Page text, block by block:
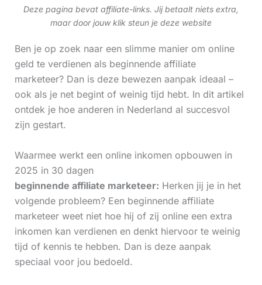
Deze pagina bevat affiliate-links. Jij betaalt niets extra,
maar door jouw klik steun je deze website
Ben je op zoek naar een slimme manier om online
geld te verdienen als beginnende affiliate
marketeer? Dan is deze bewezen aanpak ideaal –
ook als je net begint of weinig tijd hebt. In dit artikel
ontdek je hoe anderen in Nederland al succesvol
zijn gestart.
Waarmee werkt een online inkomen opbouwen in
2025 in 30 dagen
beginnende affiliate marketeer: Herken jij je in het
volgende probleem? Een beginnende affiliate
marketeer weet niet hoe hij of zij online een extra
inkomen kan verdienen en denkt hiervoor te weinig
tijd of kennis te hebben. Dan is deze aanpak
speciaal voor jou bedoeld.